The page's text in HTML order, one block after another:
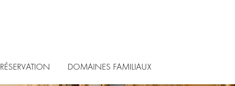
RÉSERVATION DOMAINES FAMILIAUX